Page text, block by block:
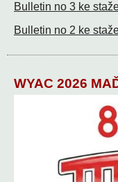
Bulletin no 3 ke
Bulletin no 2 ke
WYAC 2026